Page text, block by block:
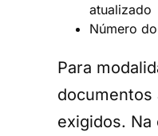
atualizado
Número do
Para
documentos
exigidos. Na